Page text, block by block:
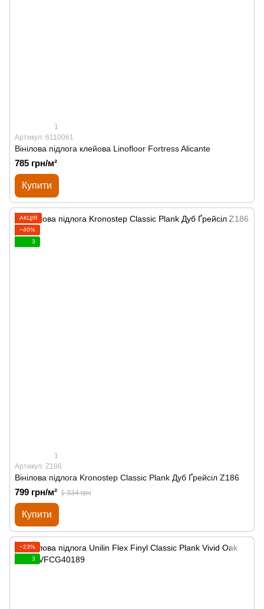
1
Артикул: 6110061
Вінілова підлога клейова Linofloor Fortress Alicante
785 грн/м²
Купити
АКЦІЯ
−40%
3
1
Артикул: Z186
Вінілова підлога Kronostep Classic Plank Дуб Ґрейсіл Z186
799 грн/м² 1 334 грн
Купити
−23%
3